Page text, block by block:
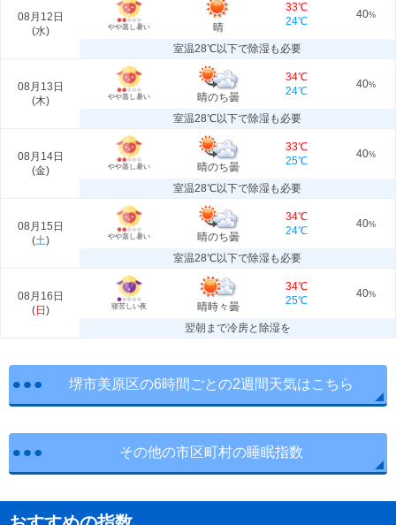
08月12日
(水) やや蒸し暑い 晴
33℃
24℃
40%
室温28℃以下で除湿も必要
08月13日
(木) やや蒸し暑い 晴のち曇
34℃
24℃
40%
室温28℃以下で除湿も必要
08月14日
(金) やや蒸し暑い 晴のち曇
33℃
25℃
40%
室温28℃以下で除湿も必要
08月15日
(土) やや蒸し暑い 晴のち曇
34℃
24℃
40%
室温28℃以下で除湿も必要
08月16日
(日 ) 寝苦しい夜 晴時々曇
34℃
25℃
40%
翌朝まで冷房と除湿を
堺市美原区の6時間ごとの2週間天気はこちら
その他の市区町村の睡眠指数